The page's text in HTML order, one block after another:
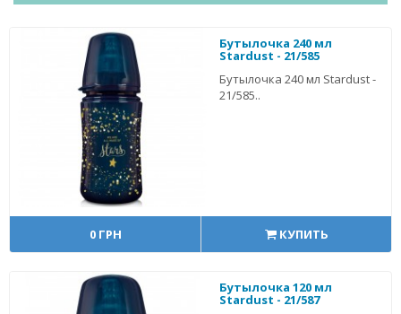
Бутылочка 240 мл
Stardust - 21/585
Бутылочка 240 мл Stardust -
21/585..
0 ГРН КУПИТЬ
Бутылочка 120 мл
Stardust - 21/587